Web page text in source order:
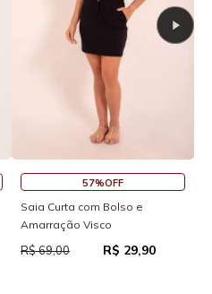
57%OFF
Saia Curta com Bolso e
Amarração Visco
R$ 69,00 R$ 29,90